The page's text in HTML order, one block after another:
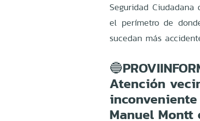
Seguridad
el perímetro de
sucedan más
Atención
Manuel Montt